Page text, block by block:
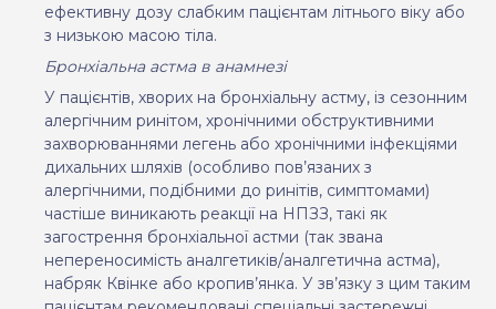
ефективну дозу слабким пацієнтам літнього віку або
з низькою масою тіла.
Бронхіальна астма в анамнезі
У пацієнтів, хворих на бронхіальну астму, із сезонним
алергічним ринітом, хронічними обструктивними
захворюваннями легень або хронічними інфекціями
дихальних шляхів (особливо пов’язаних з
алергічними, подібними до ринітів, симптомами)
частіше виникають реакції на НПЗЗ, такі як
загострення бронхіальної астми (так звана
непереносимість аналгетиків/аналгетична астма),
набряк Квінке або кропив’янка. У зв’язку з цим таким